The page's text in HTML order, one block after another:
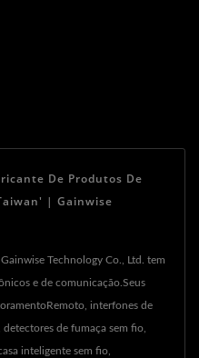
De Produtos De
| Gainwise
Technology Co., Ltd. tem
e de comunicação.Seus
interfones de
de fumaça sem fio,
inteligente sem fio,